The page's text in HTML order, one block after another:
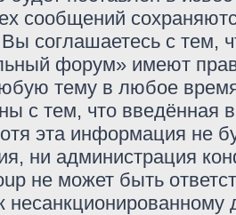
сообщений
Вы соглашаетесь с тем,
форум» имеют
тему в любое
с тем, что введённая
эта информация не
ни администрация
не может быть
несанкционированному